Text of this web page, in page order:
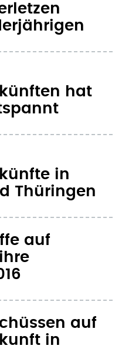
hat
in
Thüringen
auf
auf
in